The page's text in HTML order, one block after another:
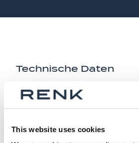
This website uses cookies
Technische Daten